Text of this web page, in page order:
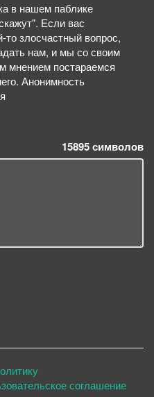
в нашем паблике
Если вас
то злосчастный вопрос,
нам, и мы со своим
мнением постараемся
Анонимность
15895символов
соглашение